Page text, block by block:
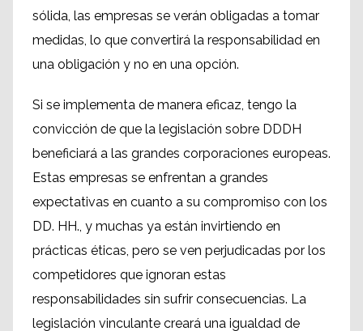
sólida, las empresas se verán obligadas a tomar
medidas, lo que convertirá la responsabilidad en
una obligación y no en una opción.
Si se implementa de manera eficaz, tengo la
convicción de que la legislación sobre DDDH
beneficiará a las grandes corporaciones europeas.
Estas empresas se enfrentan a grandes
expectativas en cuanto a su compromiso con los
DD. HH., y muchas ya están invirtiendo en
prácticas éticas, pero se ven perjudicadas por los
competidores que ignoran estas
responsabilidades sin sufrir consecuencias. La
legislación vinculante creará una igualdad de